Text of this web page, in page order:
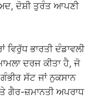
ਦੋਸ਼ੀ ਤੁਰੰਤ ਆਪਣੀ
ਭਾਰਤੀ ਦੰਡਾਵਲੀ
ਦਰਜ ਕੀਤਾ ਹੈ, ਜੋ
ਸੱਟ ਜਾਂ ਨੁਕਸਾਨ
ਗੈਰ-ਜ਼ਮਾਨਤੀ ਅਪਰਾਧ